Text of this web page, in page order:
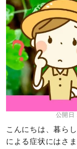
公開日
こんにちは、暮ら
による症状にはさ